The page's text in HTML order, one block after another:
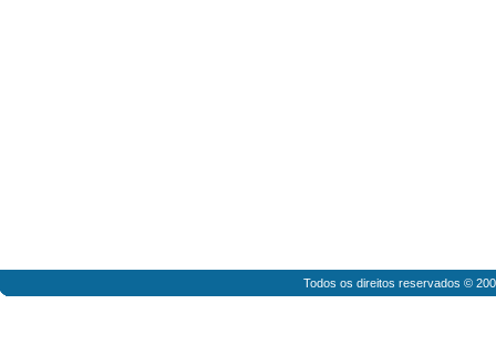
Todos os direitos reservados ©